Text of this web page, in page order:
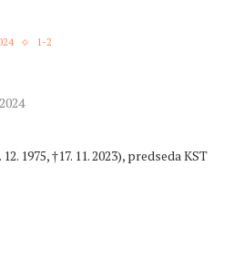
1-2
1975, †17. 11. 2023), predseda KST